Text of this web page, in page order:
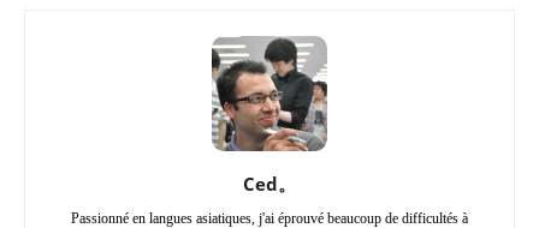
Ced。
Passionné en langues asiatiques, j'ai éprouvé beaucoup de difficultés à